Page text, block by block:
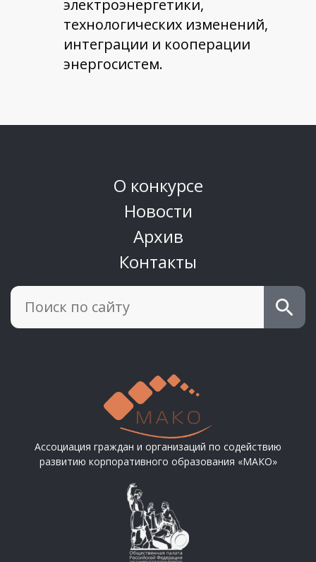
электроэнергетики,
технологических изменений,
интеграции и кооперации
энергосистем.
О конкурсе
Новости
Архив
Контакты
Ассоциация граждан и организаций по содействию
развитию корпоративного образования «МАКО»